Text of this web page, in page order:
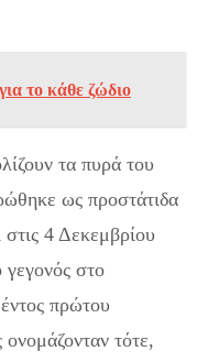
το κάθε ζώδιο
τα πυρά του
ως προστάτιδα
4 Δεκεμβρίου
γεγονός στο
πρώτου
τότε,